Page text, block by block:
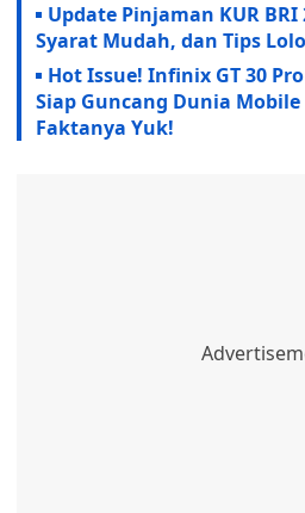
Update Pinjaman KUR
Syarat Mudah, dan Tips
Hot Issue! Infinix GT 30
Siap Guncang Dunia
Faktanya Yuk!